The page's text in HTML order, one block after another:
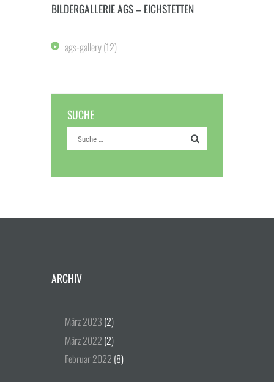
BILDERGALLERIE AGS – EICHSTETTEN
ags-gallery(12)
SUCHE
ARCHIV
März2023 (2)
März2022 (2)
Februar2022 (8)